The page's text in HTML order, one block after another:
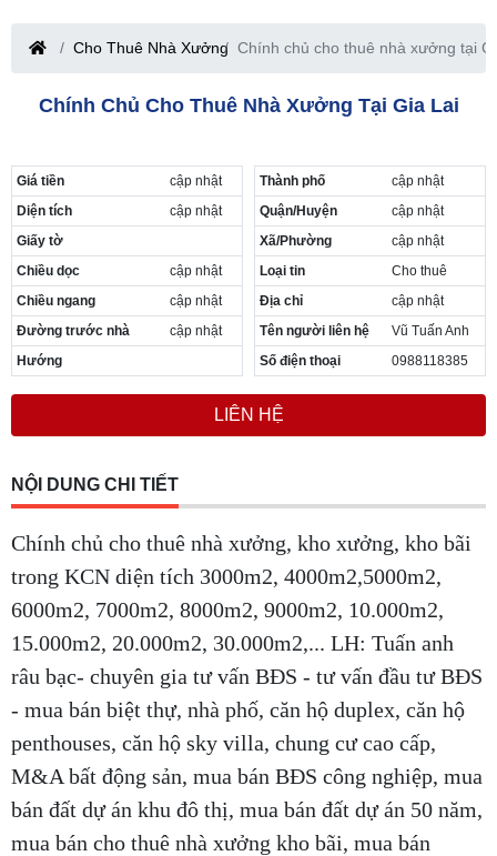
Cho Thuê Nhà Xưởng Chính chủ cho thuê nhà xưởng tại
Chính Chủ Cho Thuê Nhà Xưởng Tại Gia Lai
Giá tiền
cập nhật
Diện tích
cập nhật
Giấy tờ
Chiều dọc
cập nhật
Chiều ngang
cập nhật
Đường trước nhà
cập nhật
Hướng
Thành phố
cập nhật
Quận/Huyện
cập nhật
Xã/Phường
cập nhật
Loại tin
Cho thuê
Địa chỉ
cập nhật
Tên người liên hệ
Vũ Tuấn Anh
Số điện thoại
0988118385
LIÊN HỆ
NỘI DUNG CHI TIẾT
Chính chủ cho thuê nhà xưởng, kho xưởng, kho bãi
trong KCN diện tích 3000m2, 4000m2,5000m2,
6000m2, 7000m2, 8000m2, 9000m2, 10.000m2,
15.000m2, 20.000m2, 30.000m2,... LH: Tuấn anh
râu bạc- chuyên gia tư vấn BĐS - tư vấn đầu tư BĐS
- mua bán biệt thự, nhà phố, căn hộ duplex, căn hộ
penthouses, căn hộ sky villa, chung cư cao cấp,
M&A bất động sản, mua bán BĐS công nghiệp, mua
bán đất dự án khu đô thị, mua bán đất dự án 50 năm,
mua bán cho thuê nhà xưởng kho bãi, mua bán